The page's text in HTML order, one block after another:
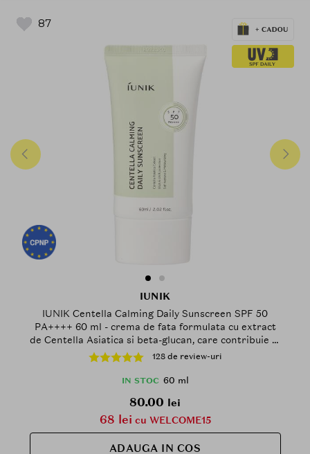
87
IUNIK
IUNIK Centella Calming Daily Sunscreen SPF 50
PA++++ 60 ml - crema de fata formulata cu extract
de Centella Asiatica si beta-glucan, care contribuie la
calmarea pielii sensibile si la atenuarea ridurilor,
128 de review-uri
IN STOC 60 ml
80.00 lei
68 lei cu WELCOME15
ADAUGA IN COS